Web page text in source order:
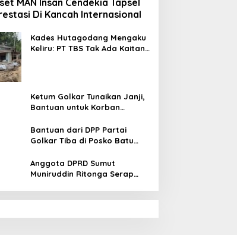
MAN Insan Cendekia Tapsel
Di Kancah Internasional
Kades Hutagodang Mengaku
Keliru: PT TBS Tak Ada Kaitan
Ketum Golkar Tunaikan Janji,
Bantuan untuk Korban
Disalurkan
Bantuan dari DPP Partai
Golkar Tiba di Posko Batu
Anggota DPRD Sumut
Muniruddin Ritonga Serap